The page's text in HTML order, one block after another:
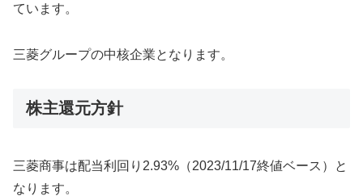
ています。
三菱グループの中核企業となります。
株主還元方針
三菱商事は配当利回り2.93%（2023/11/17終値ベース）と
なります。